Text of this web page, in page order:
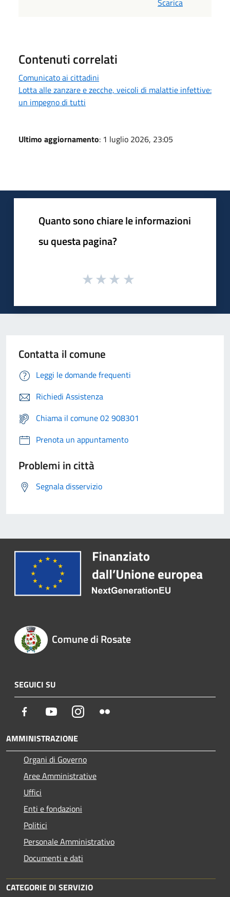
Contenuti correlati
Comunicato ai cittadini
Lotta alle zanzare e zecche, veicoli di malattie infettive:
un impegno di tutti
Ultimo aggiornamento: 1 luglio 2026, 23:05
Quanto sono chiare le informazioni
su questa pagina?
Contatta il comune
Leggi le domande frequenti
Richiedi Assistenza
Chiama il comune 02 908301
Prenota un appuntamento
Problemi in città
Segnala disservizio
Comune di Rosate
SEGUICI SU
Facebook YoutubeInstagram
AMMINISTRAZIONE
Organi di Governo
Aree Amministrative
Uffici
Enti e fondazioni
Politici
Personale Amministrativo
Documenti e dati
CATEGORIE DI SERVIZIO